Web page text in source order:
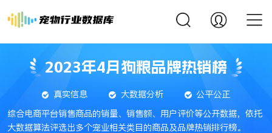
2023年4月狗粮品牌热销榜
真实信息 大数据分析
公平公正
综合电商平台销售商品的销量、销售额、用户评价等公开数据，依托
大数据算法评选出多个宠业相关类目的商品及品牌热销排行榜。